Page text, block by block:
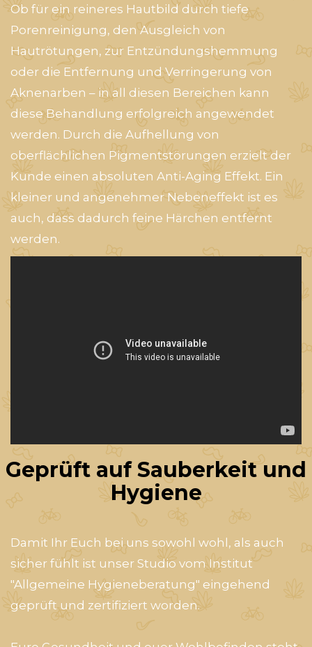
Ob für ein reineres Hautbild durch tiefe
Porenreinigung, den Ausgleich von
Hautrötungen, zur Entzündungshemmung
oder die Entfernung und Verringerung von
Aknenarben – in all diesen Bereichen kann
diese Behandlung erfolgreich angewendet
werden. Durch die Aufhellung von
oberflächlichen Pigmentstörungen erzielt der
Kunde einen absoluten Anti-Aging Effekt. Ein
kleiner und angenehmer Nebeneffekt ist es
auch, dass dadurch feine Härchen entfernt
werden.
Geprüft auf Sauberkeit und
Hygiene
Damit Ihr Euch bei uns sowohl wohl, als auch
sicher fühlt ist unser Studio vom Institut
"Allgemeine Hygieneberatung" eingehend
geprüft und zertifiziert worden.